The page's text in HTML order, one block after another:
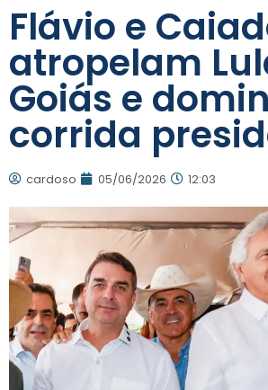
Flávio e
atropelam
Goiás e
corrida
cardoso 05/06/2026 12:03